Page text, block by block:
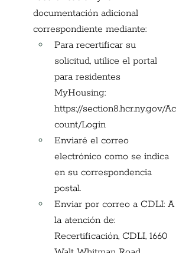
documentación adicional
correspondiente mediante:
Para recertificar su
solicitud, utilice el portal
para residentes
MyHousing:
https://section8.hcr.ny.gov/Ac
count/Login
Enviaré el correo
electrónico como se indica
en su correspondencia
postal.
Enviar por correo a CDLI: A
la atención de:
Recertificación, CDLI, 1660